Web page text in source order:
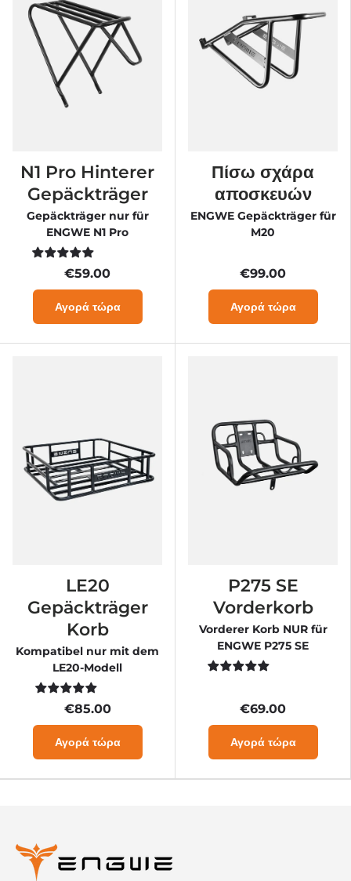
N1 Pro Hinterer
Gepäckträger
Gepäckträger nur für
ENGWE N1 Pro
€59.00
Αγορά τώρα
Πίσω σχάρα
αποσκευών
ENGWE Gepäckträger für
M20
€99.00
Αγορά τώρα
LE20
Gepäckträger
Korb
Kompatibel nur mit dem
LE20-Modell
€85.00
Αγορά τώρα
P275 SE
Vorderkorb
Vorderer Korb NUR für
ENGWE P275 SE
€69.00
Αγορά τώρα